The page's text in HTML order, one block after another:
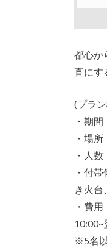
都心か
直にす
(プラ
・期
・場
・人
・付
き火台
・費
10:00~
※5名